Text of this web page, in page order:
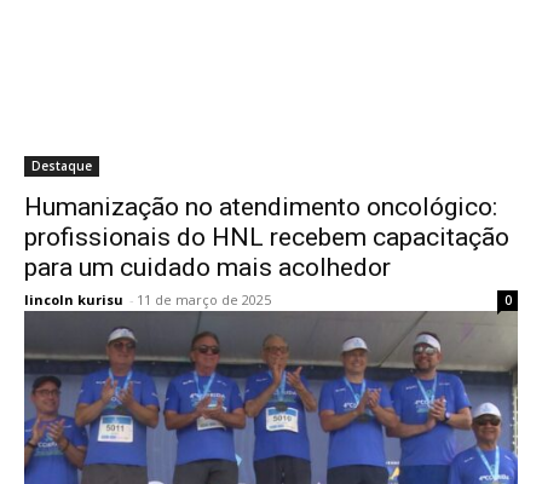
Destaque
Humanização no atendimento oncológico:
profissionais do HNL recebem capacitação
para um cuidado mais acolhedor
lincoln kurisu - 11 de março de 2025 0